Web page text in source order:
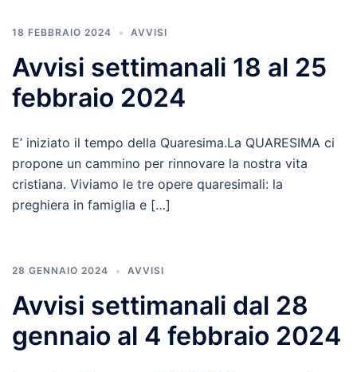
18 FEBBRAIO 2024 AVVISI
Avvisi settimanali 18 al 25
febbraio 2024
E’ iniziato il tempo della Quaresima.La QUARESIMA ci
propone un cammino per rinnovare la nostra vita
cristiana. Viviamo le tre opere quaresimali: la
preghiera in famiglia e […]
28 GENNAIO 2024 AVVISI
Avvisi settimanali dal 28
gennaio al 4 febbraio 2024